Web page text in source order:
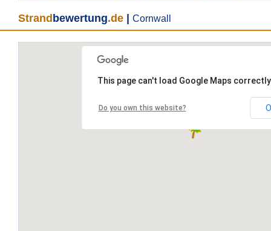
Strand bewertung.de Cornwall
This page can't load Google Maps
Do you own this website?